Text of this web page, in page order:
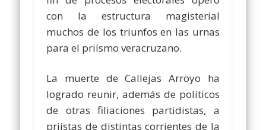
con la estructura magisterial
muchos de los triunfos en las urnas
para el priísmo veracruzano.
La muerte de Callejas Arroyo ha
logrado reunir, además de políticos
de otras filiaciones partidistas, a
priístas de distintas corrientes de la